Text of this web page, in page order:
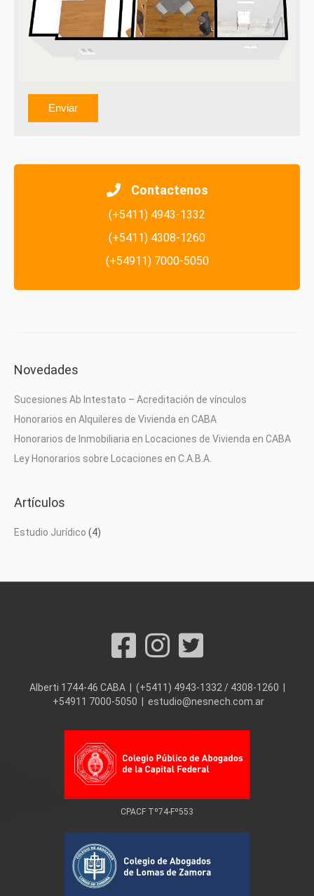
Estoy de acuerdo con los Términos de Uso y Política
Contactenos
(+5411) 4943-1332
(+5411) 4308-1260
(+54911) 7000-5050
Novedades
Sucesiones Ab Intestato – Acreditación de vínculos
Honorarios en Alquileres de Vivienda en CABA
Honorarios de Inmobiliaria en Locaciones de Vivienda en CABA
Ley Honorarios sobre Locaciones en C.A.B.A.
Artículos
Estudio Jurídico (4)
Alberti 1744-46 CABA | (+5411) 4943-1332 / 4308-1260 |
+54911 7000-5050 | estudio@nesnech.com.ar
CPACF Tº74-Fº553